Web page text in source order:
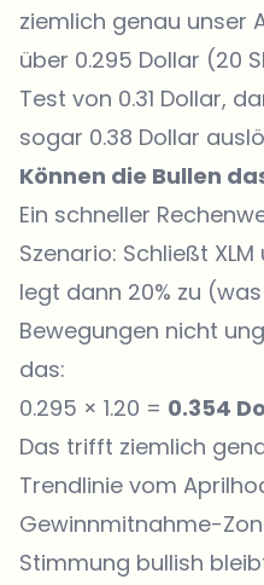
ziemlich genau unser
über 0.295 Dollar (20
Test von 0.31 Dollar,
sogar 0.38 Dollar
Können die Bullen
Ein schneller
Szenario: Schließt
legt dann 20% zu
Bewegungen nicht
das:
0.295 × 1.20 = 0.354
Das trifft ziemlich
Trendlinie vom
Gewinnmitnahme-
Stimmung bullish